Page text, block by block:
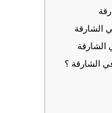
الشارقة
الشارقة ؟